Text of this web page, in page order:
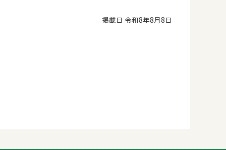
掲載日 令和8年8月8日